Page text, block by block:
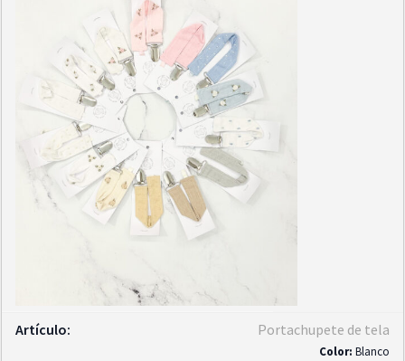
Portachupete de tela
Color: Blanco